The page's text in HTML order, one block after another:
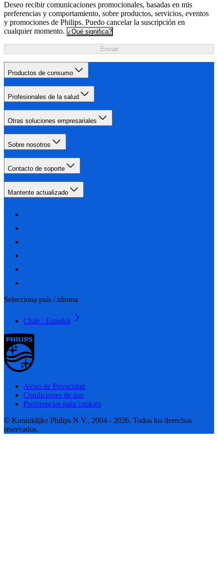
Deseo recibir comunicaciones promocionales, basadas en mis
preferencias y comportamiento, sobre productos, servicios, eventos
y promociones de Philips. Puedo cancelar la suscripción en
cualquier momento. ¿Qué significa?
Enviar
Productos de consumo
Profesionales de la salud
Otras soluciones empresariales
Sobre nosotros
Contacto de soporte
Mantente actualizado
Selecciona país / idioma
Chile / Español
Aviso de Privacidad
Condiciones de uso
Preferencias para cookies
© Koninklijke Philips N.V., 2004 - 2026. Todos los derechos
reservados.